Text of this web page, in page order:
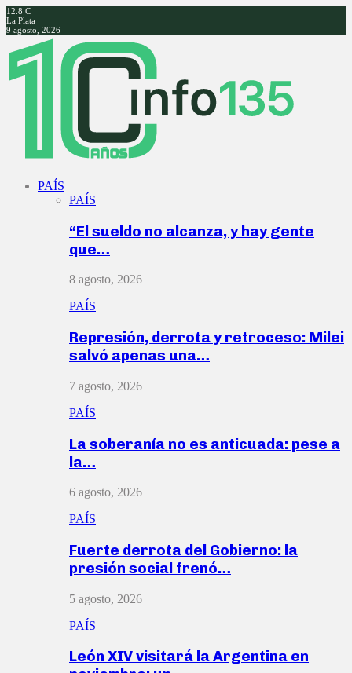
12.8 C
La Plata
9 agosto, 2026
Facebook
Twitter
Instagram
Youtube
PAÍS
PAÍS
“El sueldo no alcanza, y hay gente
que…
8 agosto, 2026
PAÍS
Represión, derrota y retroceso: Milei
salvó apenas una…
7 agosto, 2026
PAÍS
La soberanía no es anticuada: pese a
la…
6 agosto, 2026
PAÍS
Fuerte derrota del Gobierno: la
presión social frenó…
5 agosto, 2026
PAÍS
León XIV visitará la Argentina en